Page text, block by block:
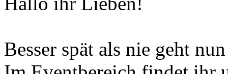
Besser spät als nie geht